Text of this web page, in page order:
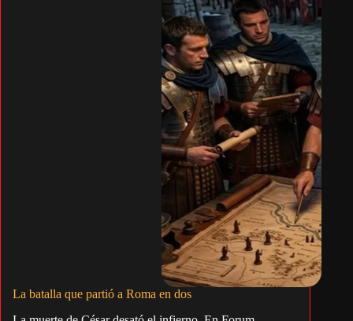
La batalla que partió a Roma en dos